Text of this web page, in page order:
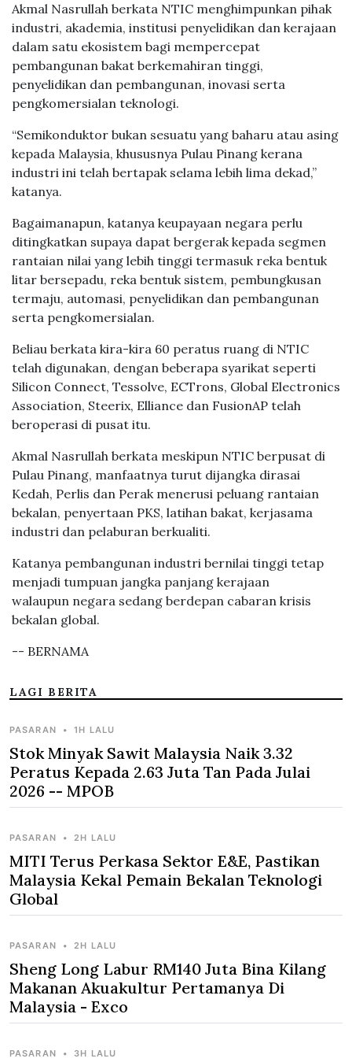
Akmal Nasrullah berkata NTIC menghimpunkan pihak
industri, akademia, institusi penyelidikan dan kerajaan
dalam satu ekosistem bagi mempercepat
pembangunan bakat berkemahiran tinggi,
penyelidikan dan pembangunan, inovasi serta
pengkomersialan teknologi.
“Semikonduktor bukan sesuatu yang baharu atau asing
kepada Malaysia, khususnya Pulau Pinang kerana
industri ini telah bertapak selama lebih lima dekad,”
katanya.
Bagaimanapun, katanya keupayaan negara perlu
ditingkatkan supaya dapat bergerak kepada segmen
rantaian nilai yang lebih tinggi termasuk reka bentuk
litar bersepadu, reka bentuk sistem, pembungkusan
termaju, automasi, penyelidikan dan pembangunan
serta pengkomersialan.
Beliau berkata kira-kira 60 peratus ruang di NTIC
telah digunakan, dengan beberapa syarikat seperti
Silicon Connect, Tessolve, ECTrons, Global Electronics
Association, Steerix, Elliance dan FusionAP telah
beroperasi di pusat itu.
Akmal Nasrullah berkata meskipun NTIC berpusat di
Pulau Pinang, manfaatnya turut dijangka dirasai
Kedah, Perlis dan Perak menerusi peluang rantaian
bekalan, penyertaan PKS, latihan bakat, kerjasama
industri dan pelaburan berkualiti.
Katanya pembangunan industri bernilai tinggi tetap
menjadi tumpuan jangka panjang kerajaan
walaupun negara sedang berdepan cabaran krisis
bekalan global.
-- BERNAMA
LAGI BERITA
PASARAN • 1H LALU
Stok Minyak Sawit Malaysia Naik 3.32
Peratus Kepada 2.63 Juta Tan Pada Julai
2026 -- MPOB
PASARAN • 2H LALU
MITI Terus Perkasa Sektor E&E, Pastikan
Malaysia Kekal Pemain Bekalan Teknologi
Global
PASARAN • 2H LALU
Sheng Long Labur RM140 Juta Bina Kilang
Makanan Akuakultur Pertamanya Di
Malaysia - Exco
PASARAN • 3H LALU